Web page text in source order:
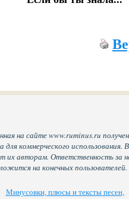
на сайте www.ruminus.ru
для коммерческого
их авторам. Ответственность за
на конечных пользователей.
Минусовки, плюсы и тексты песен,